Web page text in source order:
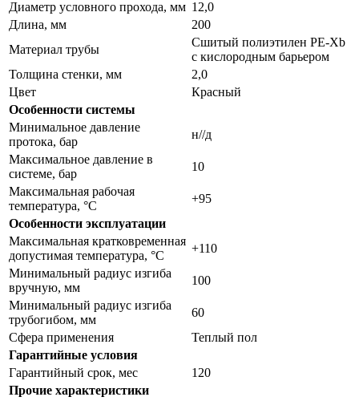
Диаметр условного прохода, мм 12,0
Длина, мм
200
Материал трубы
Сшитый полиэтилен PE-Xb
с кислородным барьером
Толщина стенки, мм
2,0
Цвет
Красный
Особенности системы
Минимальное давление
протока, бар
н//д
Максимальное давление в
системе, бар
10
Максимальная рабочая
температура, °С
+95
Особенности эксплуатации
Максимальная кратковременная
допустимая температура, °С
+110
Минимальный радиус изгиба
вручную, мм
100
Минимальный радиус изгиба
трубогибом, мм
60
Сфера применения
Теплый пол
Гарантийные условия
Гарантийный срок, мес
120
Прочие характеристики